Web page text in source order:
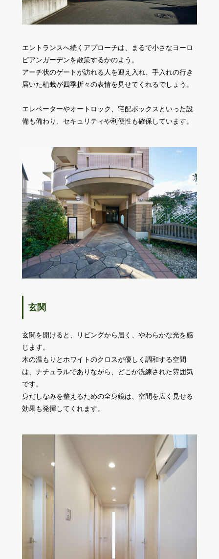
エントランスへ続くアプローチは、まるで小さなヨーロ
ピアンガーデンを散策するかのよう。
アーチ状のゲートが訪れる人を迎え入れ、手入れの行き
届いた植栽が四季折々の表情を見せてくれるでしょう。
エレベーターやオートロック、宅配ボックスといった設
備も備わり、セキュリティや利便性も確保しています。
玄関
玄関を開けると、リビングから届く、やわらかな光を感
じます。
木の温もりとホワイトのクロスが優しく調和する空間
は、ナチュラルでありながら、どこか洗練された雰囲気
です。
身だしなみを整えるための全身鏡は、空間を広く見せる
効果も発揮してくれます。